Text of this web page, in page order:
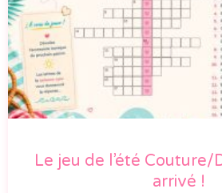
Le jeu de l’été
arrivé !